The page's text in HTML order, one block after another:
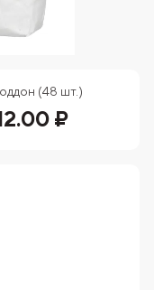
(48 шт.)
₽